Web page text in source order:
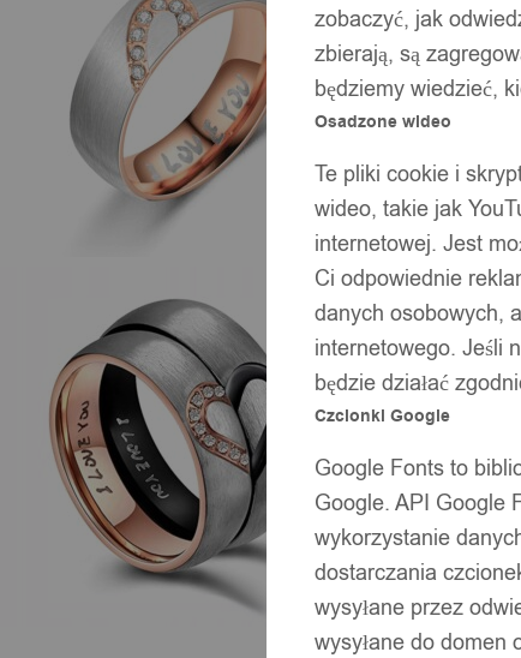
zobaczyć, jak
zbierają, są
będziemy wiedzieć,
Osadzone wideo
Te pliki cookie i
wideo, takie jak
internetowej. Jest
Ci odpowiednie
danych osobowych,
internetowego. Jeśli
będzie działać
Czcionki Google
Google Fonts to
Google. API Google
wykorzystanie
dostarczania
wysyłane przez
wysyłane do domen